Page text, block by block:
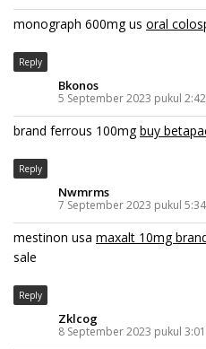
monograph 600mg us oral
Reply
Bkonos
5 September 2023 pukul
brand ferrous 100mgbuy
Reply
Nwmrms
7 September 2023 pukul
mestinon usa maxalt 10mg
sale
Reply
Zklcog
8 September 2023 pukul